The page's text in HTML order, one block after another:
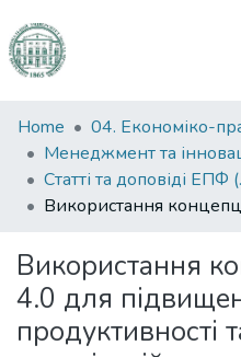
Communities
&
Collections
All of DSpace
Statistics
Home
Менеджмент та
Статті
Використання
4.0 для
продуктивності